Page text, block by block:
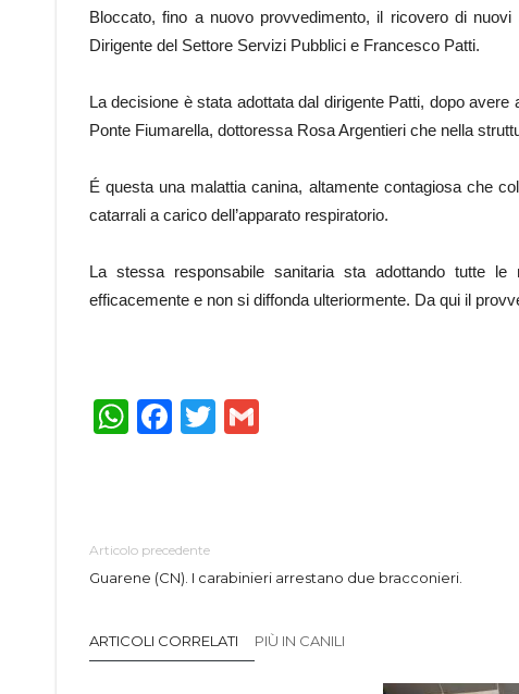
Bloccato, fino a nuovo provvedimento, il ricovero di
Dirigente del Settore Servizi Pubblici e Francesco Patti.
La decisione è stata adottata dal dirigente Patti, dopo
Ponte Fiumarella, dottoressa Rosa Argentieri che nella
É questa una malattia canina, altamente contagiosa che
catarrali a carico dell’apparato respiratorio.
La stessa responsabile sanitaria sta adottando tutte
efficacemente e non si diffonda ulteriormente. Da qui il
WhatsApp
Facebook
Twitter
Articolo precedente
Guarene (CN). I carabinieri arrestano due bracconieri.
ARTICOLI CORRELATI PIÙ IN CANILI